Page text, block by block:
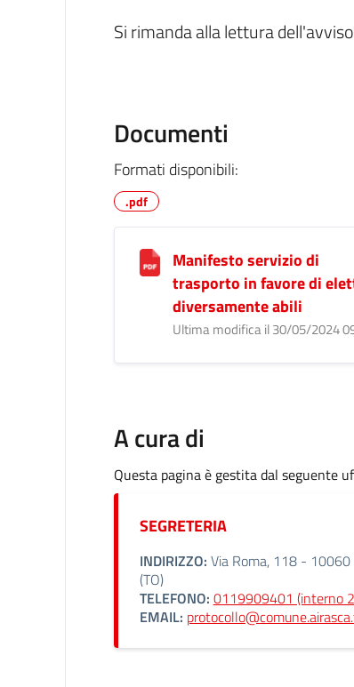
Si rimanda alla lettura
Documenti
Formati disponibili:
.pdf
Manifesto servizio di
trasporto in favore di
diversamente abili
Ultima modifica il 30/05/2024
A cura di
Questa pagina è gestita dal seguente
SEGRETERIA
INDIRIZZO: Via Roma, 118 - 10060
(TO)
TELEFONO: 0119909401 (interno
EMAIL: